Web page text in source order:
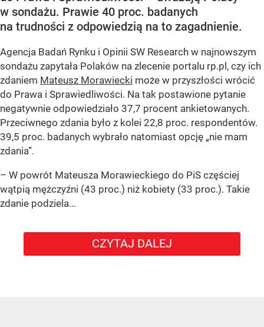
w sondażu. Prawie 40 proc. badanych
na trudności z odpowiedzią na to zagadnienie.
Agencja Badań Rynku i Opinii SW Research w najnowszym
sondażu zapytała Polaków na zlecenie portalu rp.pl, czy ich
zdaniem Mateusz Morawiecki może w przyszłości wrócić
do Prawa i Sprawiedliwości. Na tak postawione pytanie
negatywnie odpowiedziało 37,7 procent ankietowanych.
Przeciwnego zdania było z kolei 22,8 proc. respondentów.
39,5 proc. badanych wybrało natomiast opcję „nie mam
zdania”.
– W powrót Mateusza Morawieckiego do PiS częściej
wątpią mężczyźni (43 proc.) niż kobiety (33 proc.). Takie
zdanie podziela...
CZYTAJ DALEJ